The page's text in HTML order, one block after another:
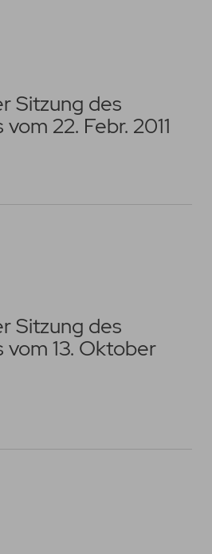
Sitzung des
22. Febr. 2011
Sitzung des
13. Oktober